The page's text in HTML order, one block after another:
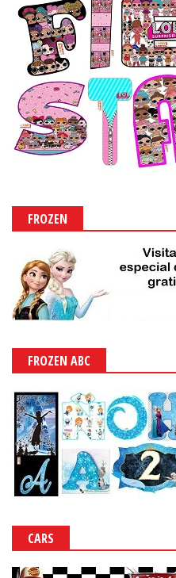
FROZEN
FROZEN ABC
CARS